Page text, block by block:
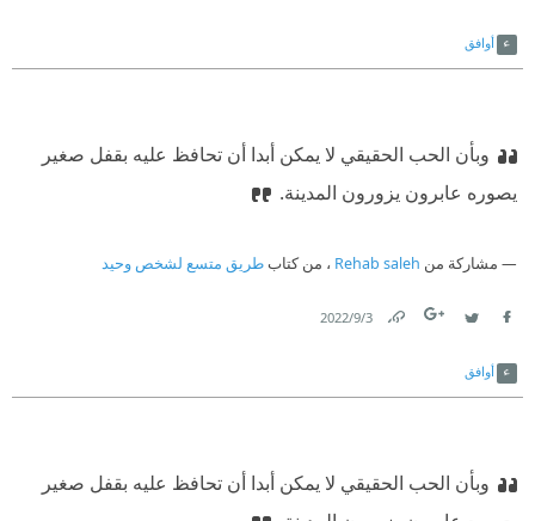
أوافق
وبأن الحب الحقيقي لا يمكن أبدا أن تحافظ عليه بقفل صغير
يصوره عابرون يزورون المدينة.
مشاركة من Rehab saleh ، من كتابطريق متسع لشخص وحيد
3‏/9‏/2022
أوافق
وبأن الحب الحقيقي لا يمكن أبدا أن تحافظ عليه بقفل صغير